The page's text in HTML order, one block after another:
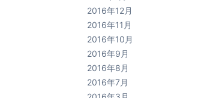
2016年12月
2016年11月
2016年10月
2016年9月
2016年8月
2016年7月